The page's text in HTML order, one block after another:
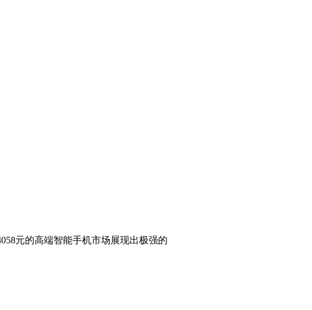
元的高端智能手机市场展现出极强的